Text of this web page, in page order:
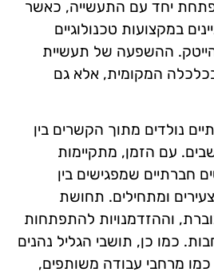
יחד עם התעשייה, כאשר
במקצועות טכנולוגיים
ההשפעה של תעשיית
המקומית, אלא גם
נולדים מתוך הקשרים בין
עם הזמן, מתקיימות
חברתיים שמפגישים בין
ומתחילים. תחושת
וההזדמנויות להתפתחות
כמו כן, תושבי הגליל נהנים
כמו מרחבי עבודה משותפים,